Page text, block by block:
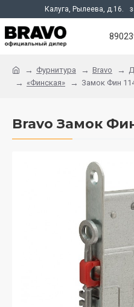
Калуга, Рылеева, д.16.
Фурнитура Bravo
«Финская»
Замок Фин
Bravo Замок